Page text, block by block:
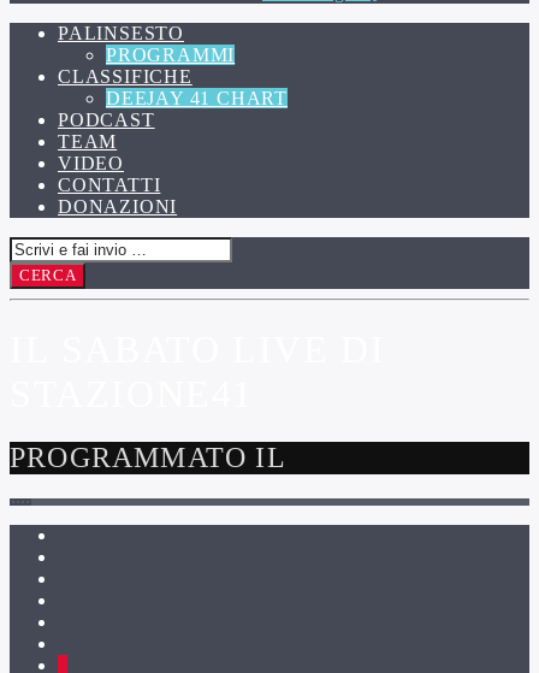
PALINSESTO
PROGRAMMI
CLASSIFICHE
DEEJAY 41 CHART
PODCAST
TEAM
VIDEO
CONTATTI
DONAZIONI
PROGRAMMATO IL